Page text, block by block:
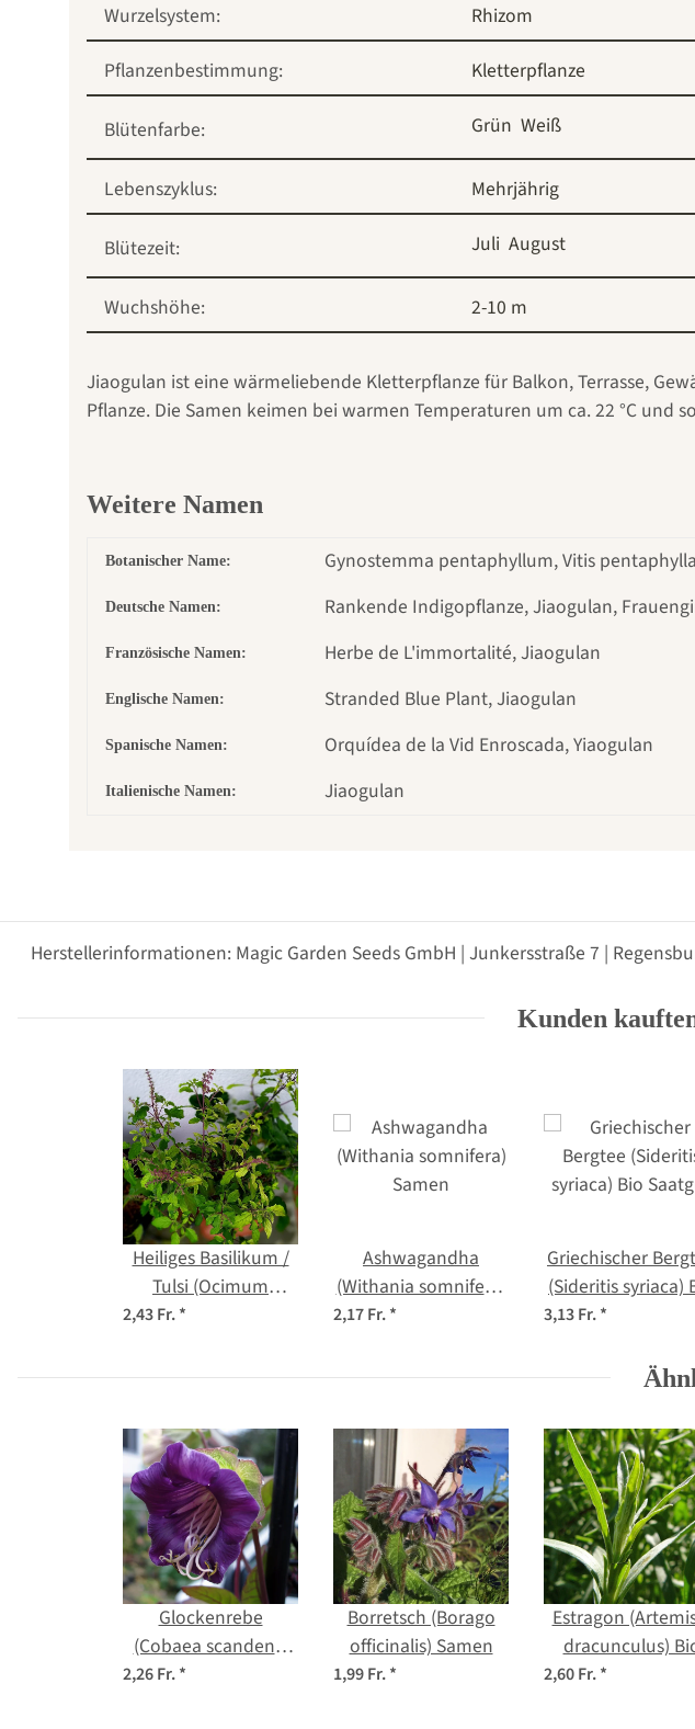
Wurzelsystem:
Rhizom
Pflanzenbestimmung:
Kletterpflanze
Blütenfarbe: Grün Weiß
Lebenszyklus: Mehrjährig
Blütezeit: Juli August
Wuchshöhe: 2-10 m
Jiaogulan ist eine wärmeliebende Kletterpflanze für Balkon, Terrasse,
Pflanze. Die Samen keimen bei warmen Temperaturen um ca. 22 °C und
Weitere Namen
Botanischer Name: Gynostemma pentaphyllum, Vitis
Deutsche Namen: Rankende Indigopflanze, Jiaogulan,
Französische Namen: Herbe de L'immortalité, Jiaogulan
Englische Namen: Stranded Blue Plant, Jiaogulan
Spanische Namen: Orquídea de la Vid Enroscada, Yiaogulan
Italienische Namen: Jiaogulan
Herstellerinformationen: Magic Garden Seeds GmbH | Junkersstraße 7 |
Kunden
Heiliges Basilikum /
Tulsi (Ocimum
tenuiflorum syn.
2,43 Fr.*
Ashwagandha
(Withania somnifera)
Samen
2,17 Fr.*
Griechischer
(Sideritis syriaca)
Saatgut
3,13 Fr.*
Glockenrebe
(Cobaea scandens)
Samen
2,26 Fr.*
Borretsch (Borago
officinalis) Samen
1,99 Fr.*
Estragon
dracunculus)
Saatgut
2,60 Fr.*